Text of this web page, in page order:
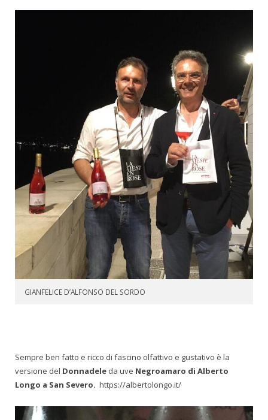
GIANFELICE D’ALFONSO DEL SORDO
Sempre ben fatto e ricco di fascino olfattivo e gustativo è la
versione del Donnadele da uve Negroamaro di Alberto
Longo a San Severo. https://albertolongo.it/